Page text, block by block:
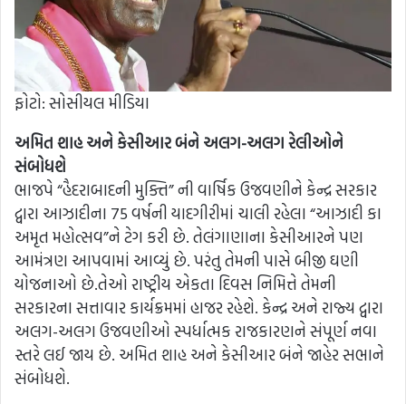
ફોટો: સોસીયલ મીડિયા
અમિત શાહ અને કેસીઆર બંને અલગ-અલગ રેલીઓને
સંબોધશે
ભાજપે “હૈદરાબાદની મુક્તિ” ની વાર્ષિક ઉજવણીને કેન્દ્ર સરકાર
દ્વારા આઝાદીના 75 વર્ષની યાદગીરીમાં ચાલી રહેલા “આઝાદી કા
અમૃત મહોત્સવ”ને ટેગ કરી છે. તેલંગાણાના કેસીઆરને પણ
આમંત્રણ આપવામાં આવ્યું છે. પરંતુ તેમની પાસે બીજી ઘણી
યોજનાઓ છે.તેઓ રાષ્ટ્રીય એકતા દિવસ નિમિત્તે તેમની
સરકારના સત્તાવાર કાર્યક્રમમાં હાજર રહેશે. કેન્દ્ર અને રાજ્ય દ્વારા
અલગ-અલગ ઉજવણીઓ સ્પર્ધાત્મક રાજકારણને સંપૂર્ણ નવા
સ્તરે લઈ જાય છે. અમિત શાહ અને કેસીઆર બંને જાહેર સભાને
સંબોધશે.